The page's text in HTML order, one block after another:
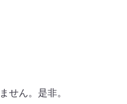
せん。是非。